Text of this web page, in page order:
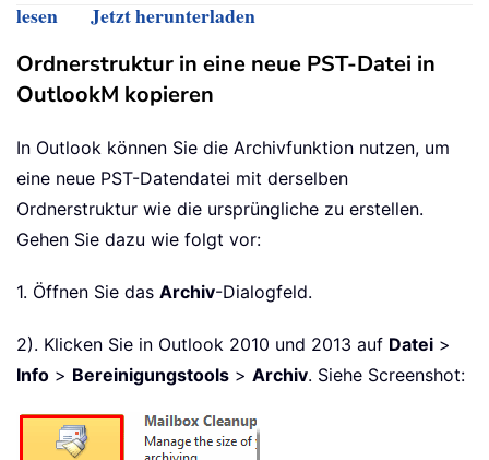
lesen
Jetzt herunterladen
Ordnerstruktur in eine neue PST-Datei in
OutlookM kopieren
In Outlook können Sie die Archivfunktion nutzen, um
eine neue PST-Datendatei mit derselben
Ordnerstruktur wie die ursprüngliche zu erstellen.
Gehen Sie dazu wie folgt vor:
1. Öffnen Sie das Archiv-Dialogfeld.
2). Klicken Sie in Outlook 2010 und 2013 auf Datei >
Info > Bereinigungstools > Archiv. Siehe Screenshot: